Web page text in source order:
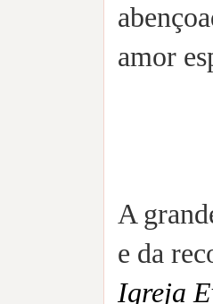
amor
A
e da
Igreja